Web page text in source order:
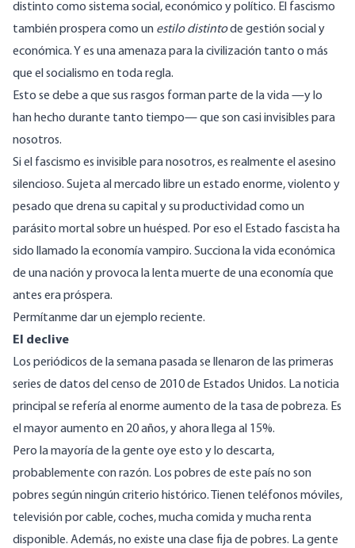
distinto como sistema social, económico y político. El fascismo
también prospera como un estilo distintode gestión social y
económica. Y es una amenaza para la civilización tanto o más
que el socialismo en toda regla.
Esto se debe a que sus rasgos forman parte de la vida —y lo
han hecho durante tanto tiempo— que son casi invisibles para
nosotros.
Si el fascismo es invisible para nosotros, es realmente el asesino
silencioso. Sujeta al mercado libre un estado enorme, violento y
pesado que drena su capital y su productividad como un
parásito mortal sobre un huésped. Por eso el Estado fascista ha
sido llamado laeconomía vampiro. Succiona la vida económica
de una nación y provoca la lenta muerte de una economía que
antes era próspera.
Permítanme dar un ejemplo reciente.
El declive
Los periódicos de la semana pasada se llenaron de las primeras
series de datos del censo de 2010 de Estados Unidos. La noticia
principal se refería al enorme aumento de la tasa de pobreza. Es
el mayor aumento en 20 años, y ahora llega al 15%.
Pero la mayoría de la gente oye esto y lo descarta,
probablemente con razón. Los pobres de este país no son
pobres según ningún criterio histórico. Tienen teléfonos móviles,
televisión por cable, coches, mucha comida y mucha renta
disponible. Además, no existe una clase fija de pobres. La gente